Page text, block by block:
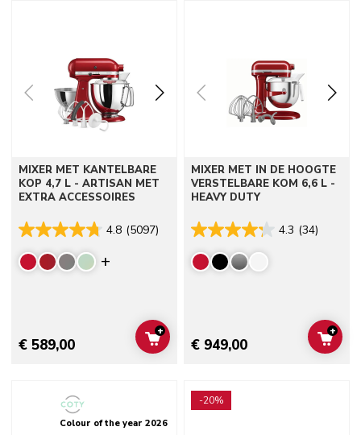
MIXER MET KANTELBARE
KOP 4,7 L - ARTISAN MET
EXTRA ACCESSOIRES
4.8 (5097)
Display more colors
€ 589,00 ADD TO CART
+
MIXER MET IN DE HOOGTE
VERSTELBARE KOM 6,6 L -
HEAVY DUTY
4.3 (34)
€ 949,00 ADD
+
Colour of the year 2026
-20%